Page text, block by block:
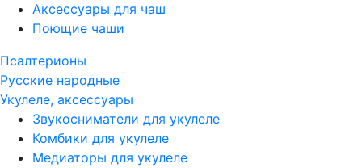
Аксессуары для чаш
Поющие чаши
Псалтерионы
Русские народные
Укулеле, аксессуары
Звукосниматели для укулеле
Комбики для укулеле
Медиаторы для укулеле